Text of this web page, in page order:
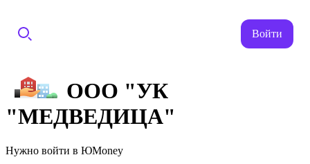
Войти
ООО "УК
"МЕДВЕДИЦА"
Нужно войти в ЮMoney